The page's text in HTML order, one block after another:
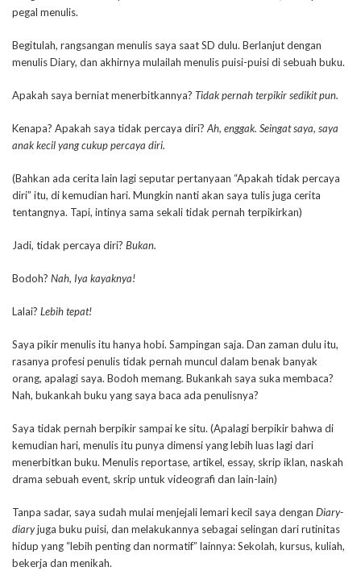
pegal menulis.
Begitulah, rangsangan menulis saya saat SD dulu. Berlanjut dengan
menulis Diary, dan akhirnya mulailah menulis puisi-puisi di sebuah buku.
Apakah saya berniat menerbitkannya? Tidak pernah terpikir sedikit pun.
Kenapa? Apakah saya tidak percaya diri?Ah, enggak. Seingat saya, saya
anak kecil yang cukup percaya diri.
(Bahkan ada cerita lain lagi seputar pertanyaan “Apakah tidak percaya
diri” itu, di kemudian hari. Mungkin nanti akan saya tulis juga cerita
tentangnya. Tapi, intinya sama sekali tidak pernah terpikirkan)
Jadi, tidak percaya diri? Bukan.
Bodoh? Nah, Iya kayaknya!
Lalai? Lebih tepat!
Saya pikir menulis itu hanya hobi. Sampingan saja. Dan zaman dulu itu,
rasanya profesi penulis tidak pernah muncul dalam benak banyak
orang, apalagi saya. Bodoh memang. Bukankah saya suka membaca?
Nah, bukankah buku yang saya baca ada penulisnya?
Saya tidak pernah berpikir sampai ke situ. (Apalagi berpikir bahwa di
kemudian hari, menulis itu punya dimensi yang lebih luas lagi dari
menerbitkan buku. Menulis reportase, artikel, essay, skrip iklan, naskah
drama sebuah event, skrip untuk videografi dan lain-lain)
Tanpa sadar, saya sudah mulai menjejali lemari kecil saya dengan Diary-
diaryjuga buku puisi, dan melakukannya sebagai selingan dari rutinitas
hidup yang “lebih penting dan normatif” lainnya: Sekolah, kursus, kuliah,
bekerja dan menikah.